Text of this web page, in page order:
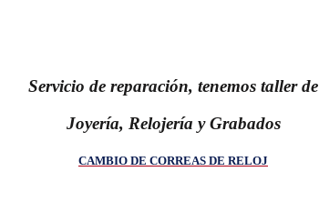
Servicio de reparación, tenemos taller de
Joyería, Relojería y Grabados
CAMBIO DE CORREAS DE RELOJ